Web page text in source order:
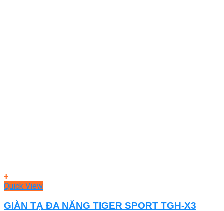
+
Quick View
GIÀN TẠ ĐA NĂNG TIGER SPORT TGH-X3